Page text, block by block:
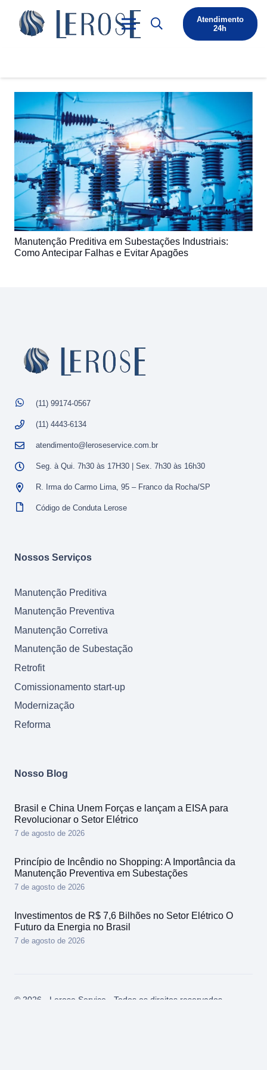
Atendimento
24h
Manutenção Preditiva em Subestações Industriais:
Como Antecipar Falhas e Evitar Apagões
(11) 99174-0567
(11) 4443-6134
atendimento@leroseservice.com.br
Seg. à Qui. 7h30 às 17H30 | Sex. 7h30 às 16h30
R. Irma do Carmo Lima, 95 – Franco da Rocha/SP
Código de Conduta Lerose
Nossos Serviços
Manutenção Preditiva
Manutenção Preventiva
Manutenção Corretiva
Manutenção de Subestação
Retrofit
Comissionamento start-up
Modernização
Reforma
Nosso Blog
Brasil e China Unem Forças e lançam a EISA para
Revolucionar o Setor Elétrico
7 de agosto de 2026
Princípio de Incêndio no Shopping: A Importância da
Manutenção Preventiva em Subestações
7 de agosto de 2026
Investimentos de R$ 7,6 Bilhões no Setor Elétrico O
Futuro da Energia no Brasil
7 de agosto de 2026
© 2026 - Lerose Service - Todos os direitos reservados